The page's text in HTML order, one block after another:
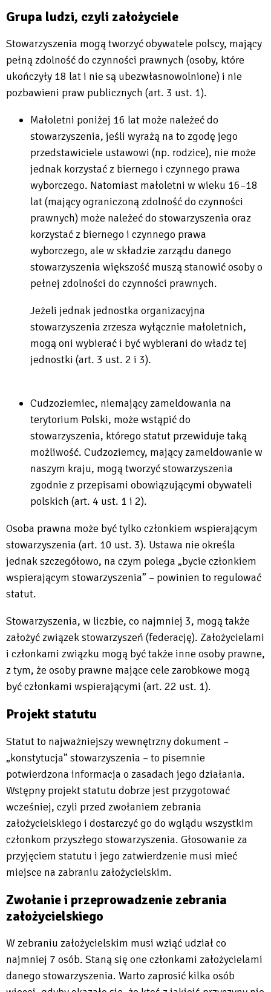
Grupa ludzi, czyli założyciele
Stowarzyszenia mogą tworzyć obywatele polscy, mający
pełną zdolność do czynności prawnych (osoby, które
ukończyły 18 lat i nie są ubezwłasnowolnione) i nie
pozbawieni praw publicznych (art. 3 ust. 1).
Małoletni poniżej 16 lat może należeć do
stowarzyszenia, jeśli wyrażą na to zgodę jego
przedstawiciele ustawowi (np. rodzice), nie może
jednak korzystać z biernego i czynnego prawa
wyborczego. Natomiast małoletni w wieku 16–18
lat (mający ograniczoną zdolność do czynności
prawnych) może należeć do stowarzyszenia oraz
korzystać z biernego i czynnego prawa
wyborczego, ale w składzie zarządu danego
stowarzyszenia większość muszą stanowić osoby o
pełnej zdolności do czynności prawnych.
Jeżeli jednak jednostka organizacyjna
stowarzyszenia zrzesza wyłącznie małoletnich,
mogą oni wybierać i być wybierani do władz tej
jednostki (art. 3 ust. 2 i 3).
Cudzoziemiec, niemający zameldowania na
terytorium Polski, może wstąpić do
stowarzyszenia, którego statut przewiduje taką
możliwość. Cudzoziemcy, mający zameldowanie w
naszym kraju, mogą tworzyć stowarzyszenia
zgodnie z przepisami obowiązującymi obywateli
polskich (art. 4 ust. 1 i 2).
Osoba prawna może być tylko członkiem wspierającym
stowarzyszenia (art. 10 ust. 3). Ustawa nie określa
jednak szczegółowo, na czym polega „bycie członkiem
wspierającym stowarzyszenia” – powinien to regulować
statut.
Stowarzyszenia, w liczbie, co najmniej 3, mogą także
założyć związek stowarzyszeń (federację). Założycielami
i członkami związku mogą być także inne osoby prawne,
z tym, że osoby prawne mające cele zarobkowe mogą
być członkami wspierającymi (art. 22 ust. 1).
Projekt statutu
Statut to najważniejszy wewnętrzny dokument –
„konstytucja” stowarzyszenia – to pisemnie
potwierdzona informacja o zasadach jego działania.
Wstępny projekt statutu dobrze jest przygotować
wcześniej, czyli przed zwołaniem zebrania
założycielskiego i dostarczyć go do wglądu wszystkim
członkom przyszłego stowarzyszenia. Głosowanie za
przyjęciem statutu i jego zatwierdzenie musi mieć
miejsce na zabraniu założycielskim.
Zwołanie i przeprowadzenie zebrania
założycielskiego
W zebraniu założycielskim musi wziąć udział co
najmniej 7 osób. Staną się one członkami założycielami
danego stowarzyszenia. Warto zaprosić kilka osób